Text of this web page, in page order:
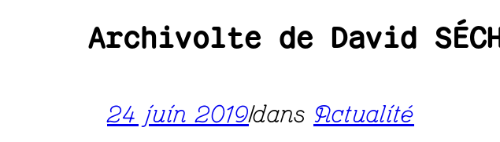
Archivolte de David
24 juin 2019|dans Actualité